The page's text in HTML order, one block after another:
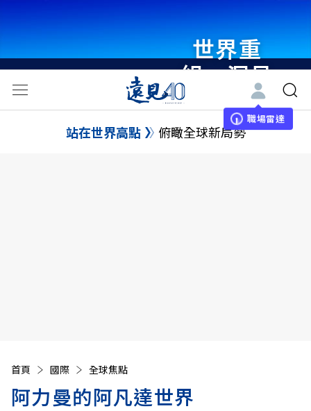
世界重
組・洞見
未來 與
世界領袖
職場雷達
站在世界高點 俯瞰全球新局勢
首頁 國際 全球焦點
阿力曼的阿凡達世界